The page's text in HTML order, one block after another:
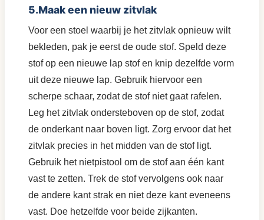
5.Maak een nieuw zitvlak
Voor een stoel waarbij je het zitvlak opnieuw wilt
bekleden, pak je eerst de oude stof. Speld deze
stof op een nieuwe lap stof en knip dezelfde vorm
uit deze nieuwe lap. Gebruik hiervoor een
scherpe schaar, zodat de stof niet gaat rafelen.
Leg het zitvlak ondersteboven op de stof, zodat
de onderkant naar boven ligt. Zorg ervoor dat het
zitvlak precies in het midden van de stof ligt.
Gebruik het nietpistool om de stof aan één kant
vast te zetten. Trek de stof vervolgens ook naar
de andere kant strak en niet deze kant eveneens
vast. Doe hetzelfde voor beide zijkanten.